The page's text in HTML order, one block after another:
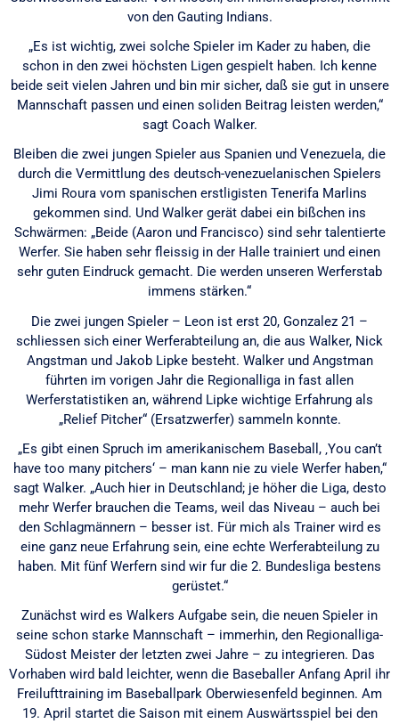
von den Gauting Indians.
„Es ist wichtig, zwei solche Spieler im Kader zu haben, die
schon in den zwei höchsten Ligen gespielt haben. Ich kenne
beide seit vielen Jahren und bin mir sicher, daß sie gut in unsere
Mannschaft passen und einen soliden Beitrag leisten werden,“
sagt Coach Walker.
Bleiben die zwei jungen Spieler aus Spanien und Venezuela, die
durch die Vermittlung des deutsch-venezuelanischen Spielers
Jimi Roura vom spanischen erstligisten Tenerifa Marlins
gekommen sind. Und Walker gerät dabei ein bißchen ins
Schwärmen: „Beide (Aaron und Francisco) sind sehr talentierte
Werfer. Sie haben sehr fleissig in der Halle trainiert und einen
sehr guten Eindruck gemacht. Die werden unseren Werferstab
immens stärken.“
Die zwei jungen Spieler – Leon ist erst 20, Gonzalez 21 –
schliessen sich einer Werferabteilung an, die aus Walker, Nick
Angstman und Jakob Lipke besteht. Walker und Angstman
führten im vorigen Jahr die Regionalliga in fast allen
Werferstatistiken an, während Lipke wichtige Erfahrung als
„Relief Pitcher“ (Ersatzwerfer) sammeln konnte.
„Es gibt einen Spruch im amerikanischem Baseball, ‚You can’t
have too many pitchers‘ – man kann nie zu viele Werfer haben,“
sagt Walker. „Auch hier in Deutschland; je höher die Liga, desto
mehr Werfer brauchen die Teams, weil das Niveau – auch bei
den Schlagmännern – besser ist. Für mich als Trainer wird es
eine ganz neue Erfahrung sein, eine echte Werferabteilung zu
haben. Mit fünf Werfern sind wir fur die 2. Bundesliga bestens
gerüstet.“
Zunächst wird es Walkers Aufgabe sein, die neuen Spieler in
seine schon starke Mannschaft – immerhin, den Regionalliga-
Südost Meister der letzten zwei Jahre – zu integrieren. Das
Vorhaben wird bald leichter, wenn die Baseballer Anfang April ihr
Freilufttraining im Baseballpark Oberwiesenfeld beginnen. Am
19. April startet die Saison mit einem Auswärtsspiel bei den